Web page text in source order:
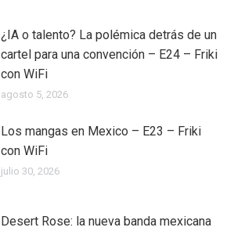
¿IA o talento? La polémica detrás de un
cartel para una convención – E24 – Friki
con WiFi
agosto 5, 2026
Los mangas en Mexico – E23 – Friki
con WiFi
julio 30, 2026
Desert Rose: la nueva banda mexicana